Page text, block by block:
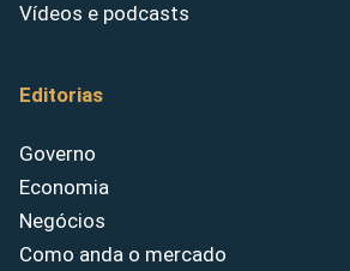
Vídeos e podcasts
Editorias
Governo
Economia
Negócios
Como anda o mercado